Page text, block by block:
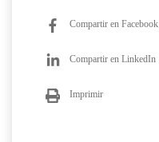
Compartir en Facebook
Compartir en LinkedIn
Imprimir